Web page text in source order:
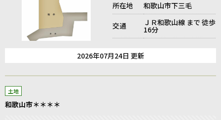
所在地
和歌山市下三毛
交通 ＪＲ和歌山線 まで 徒歩
16分
2026年07月24日 更新
土地
和歌山市＊＊＊＊